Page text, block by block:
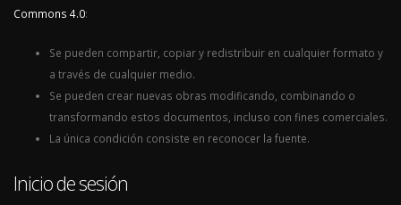
Commons 4.0:
Se pueden compartir, copiar y redistribuir en cualquier formato y
a través de cualquier medio.
Se pueden crear nuevas obras modificando, combinando o
transformando estos documentos, incluso con fines comerciales.
La única condición consiste en reconocer la fuente.
Inicio de sesión